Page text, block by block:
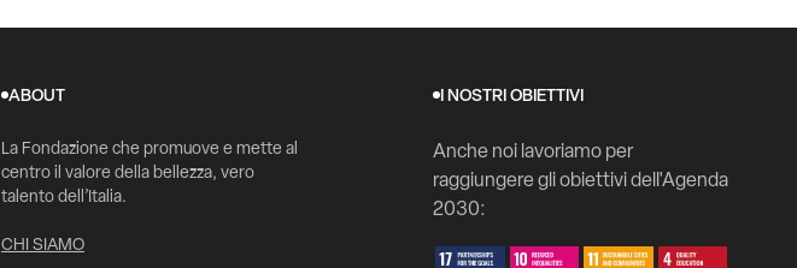
ABOUT
La Fondazione che promuove e mette al
centro il valore della bellezza, vero
talento dell’Italia.
CHI SIAMO
I NOSTRI OBIETTIVI
Anche noi lavoriamo per
raggiungere gli obiettivi dell'Agenda
2030: